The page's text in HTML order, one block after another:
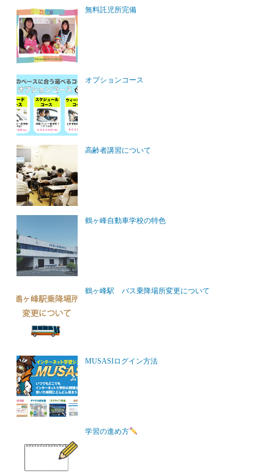
無料託児所完備
オプションコース
高齢者講習について
鶴ヶ峰自動車学校の特色
鶴ヶ峰駅 バス乗降場所変更について
MUSASIログイン方法
学習の進め方